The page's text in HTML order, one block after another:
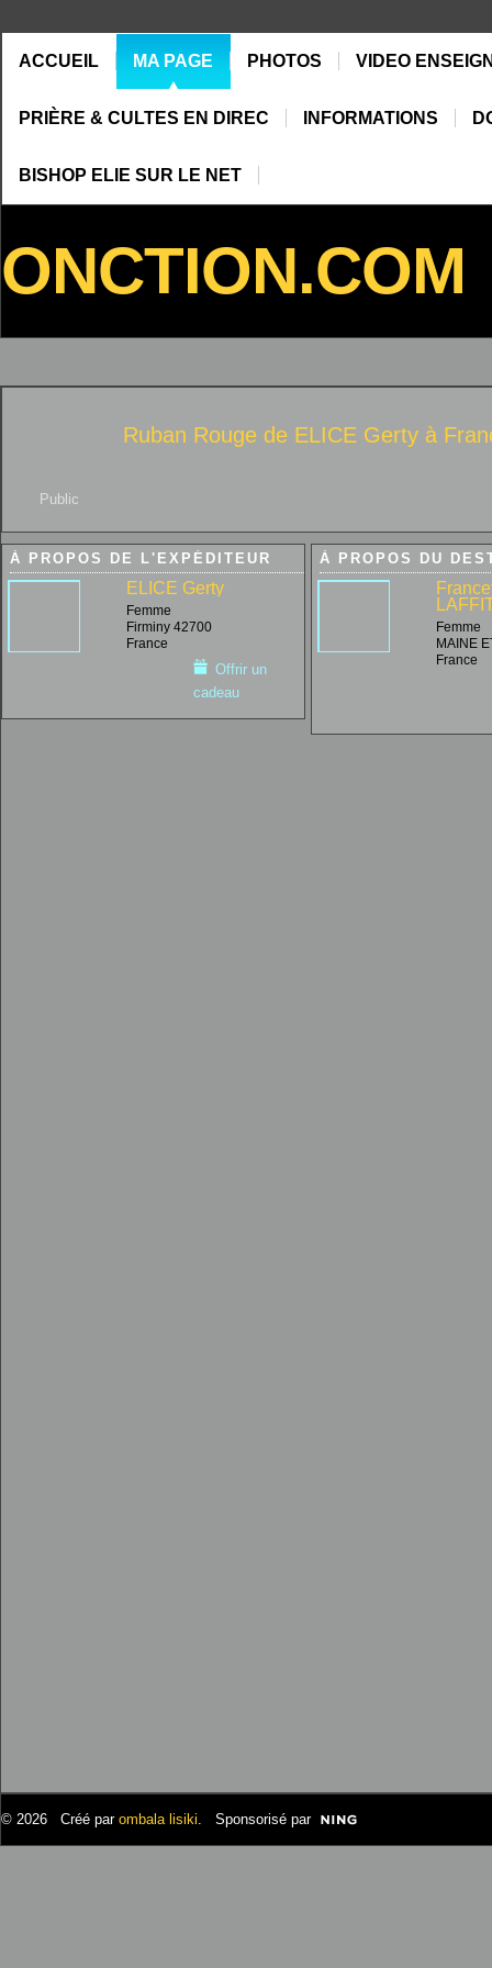
ACCUEIL MA PAGE PHOTOS VIDEO
PRIÈRE & CULTES EN DIREC INFORMATIONS
BISHOP ELIE SUR LE NET
ONCTION.COM
Public
Ruban Rouge de ELICE Gerty à
À PROPOS DE L'EXPÉDITEUR
ELICE Gerty
Femme
Firminy 42700
France
Offrir un
cadeau
À PROPOS DU
Femme
MAINE
France
© 2026 Créé par ombala lisiki. Sponsorisé par